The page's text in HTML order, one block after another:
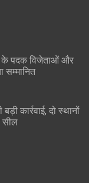
के पदक विजेताओं और
सम्मानित
कार्रवाई, दो स्थानों
सील